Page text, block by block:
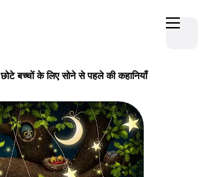
छोटे बच्चों के लिए सोने से पहले की कहानियाँ